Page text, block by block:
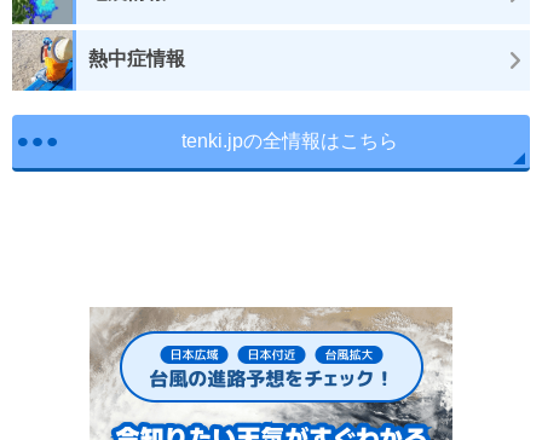
熱中症情報
tenki.jpの全情報はこちら